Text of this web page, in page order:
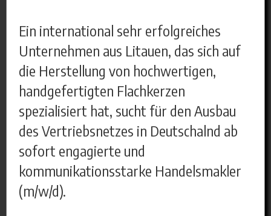
Ein international sehr erfolgreiches
Unternehmen aus Litauen, das sich auf
die Herstellung von hochwertigen,
handgefertigten Flachkerzen
spezialisiert hat, sucht für den Ausbau
des Vertriebsnetzes in Deutschalnd ab
sofort engagierte und
kommunikationsstarke Handelsmakler
(m/w/d).